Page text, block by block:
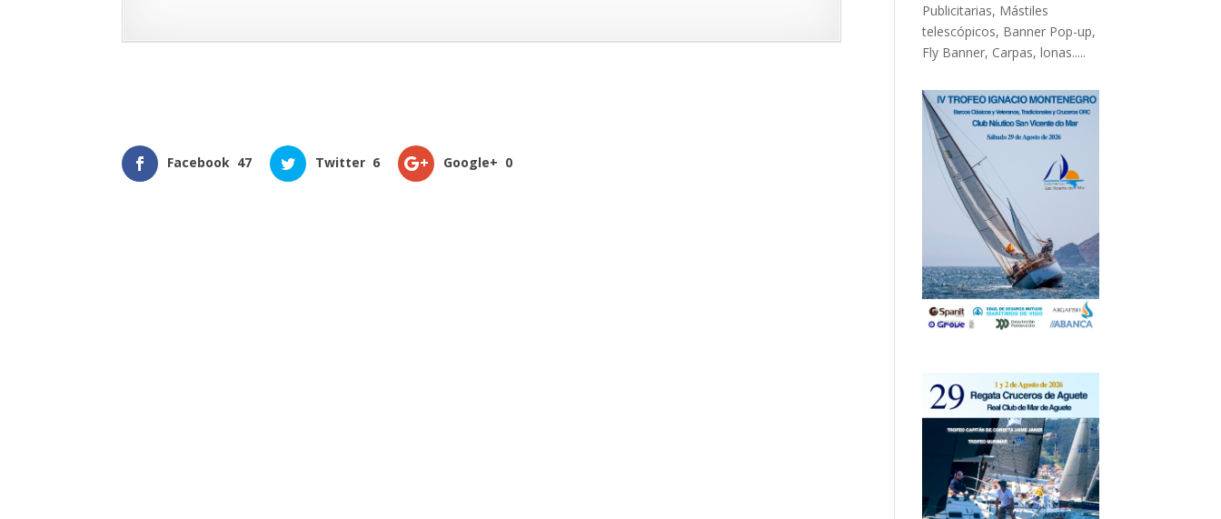
Facebook 47 Twitter 6 Google+ 0
Publicitarias, Mástiles
telescópicos, Banner Pop-up,
Fly Banner, Carpas, lonas.....